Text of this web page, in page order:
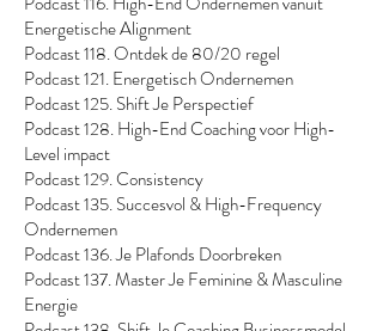
Energetische Alignment
Podcast 118. Ontdek de 80/20 regel
Podcast 121. Energetisch Ondernemen
Podcast 125. Shift Je Perspectief
Podcast 128. High-End Coaching voor High-
Level impact
Podcast 129. Consistency
Podcast 135. Succesvol & High-Frequency
Ondernemen
Podcast 136. Je Plafonds Doorbreken
Podcast 137. Master Je Feminine & Masculine
Energie